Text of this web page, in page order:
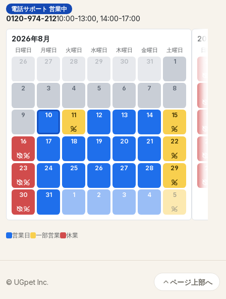
電話サポート 営業中
0120-974-21210:00-13:00, 14:00-17:00
2026年8月
日曜日 月曜日 火曜日 水曜日 木曜日 金曜日 土曜日
26 27 28 29 30 31 1
2 3 4 5 6 7 8
9 10 11 12 13 14 15
16 17 18 19 20 21 22
23 24 25 26 27 28 29
30 31 1 2 3 4 5
2026年
日曜日
営業日 一部営業 休業
© UGpet Inc. ページ上部へ